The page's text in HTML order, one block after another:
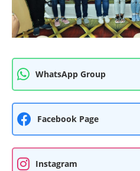
WhatsApp Group
Facebook Page
Instagram